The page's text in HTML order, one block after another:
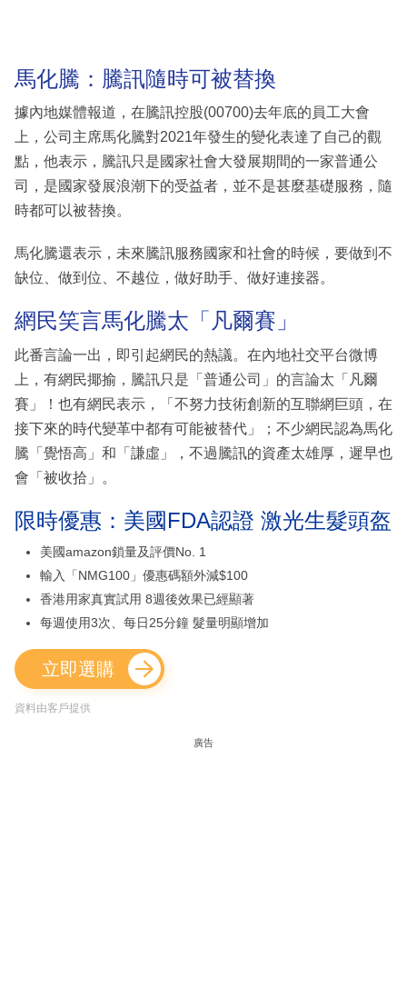
馬化騰：騰訊隨時可被替換
據內地媒體報道，在騰訊控股(00700)去年底的員工大會
上，公司主席馬化騰對2021年發生的變化表達了自己的觀
點，他表示，騰訊只是國家社會大發展期間的一家普通公
司，是國家發展浪潮下的受益者，並不是甚麼基礎服務，隨
時都可以被替換。
馬化騰還表示，未來騰訊服務國家和社會的時候，要做到不
缺位、做到位、不越位，做好助手、做好連接器。
網民笑言馬化騰太「凡爾賽」
此番言論一出，即引起網民的熱議。在內地社交平台微博
上，有網民揶揄，騰訊只是「普通公司」的言論太「凡爾
賽」！也有網民表示，「不努力技術創新的互聯網巨頭，在
接下來的時代變革中都有可能被替代」；不少網民認為馬化
騰「覺悟高」和「謙虛」，不過騰訊的資產太雄厚，遲早也
會「被收拾」。
限時優惠：美國FDA認證 激光生髮頭盔
美國amazon鎖量及評價No. 1
輸入「NMG100」優惠碼額外減$100
香港用家真實試用 8週後效果已經顯著
每週使用3次、每日25分鐘 髮量明顯增加
立即選購
資料由客戶提供
廣告